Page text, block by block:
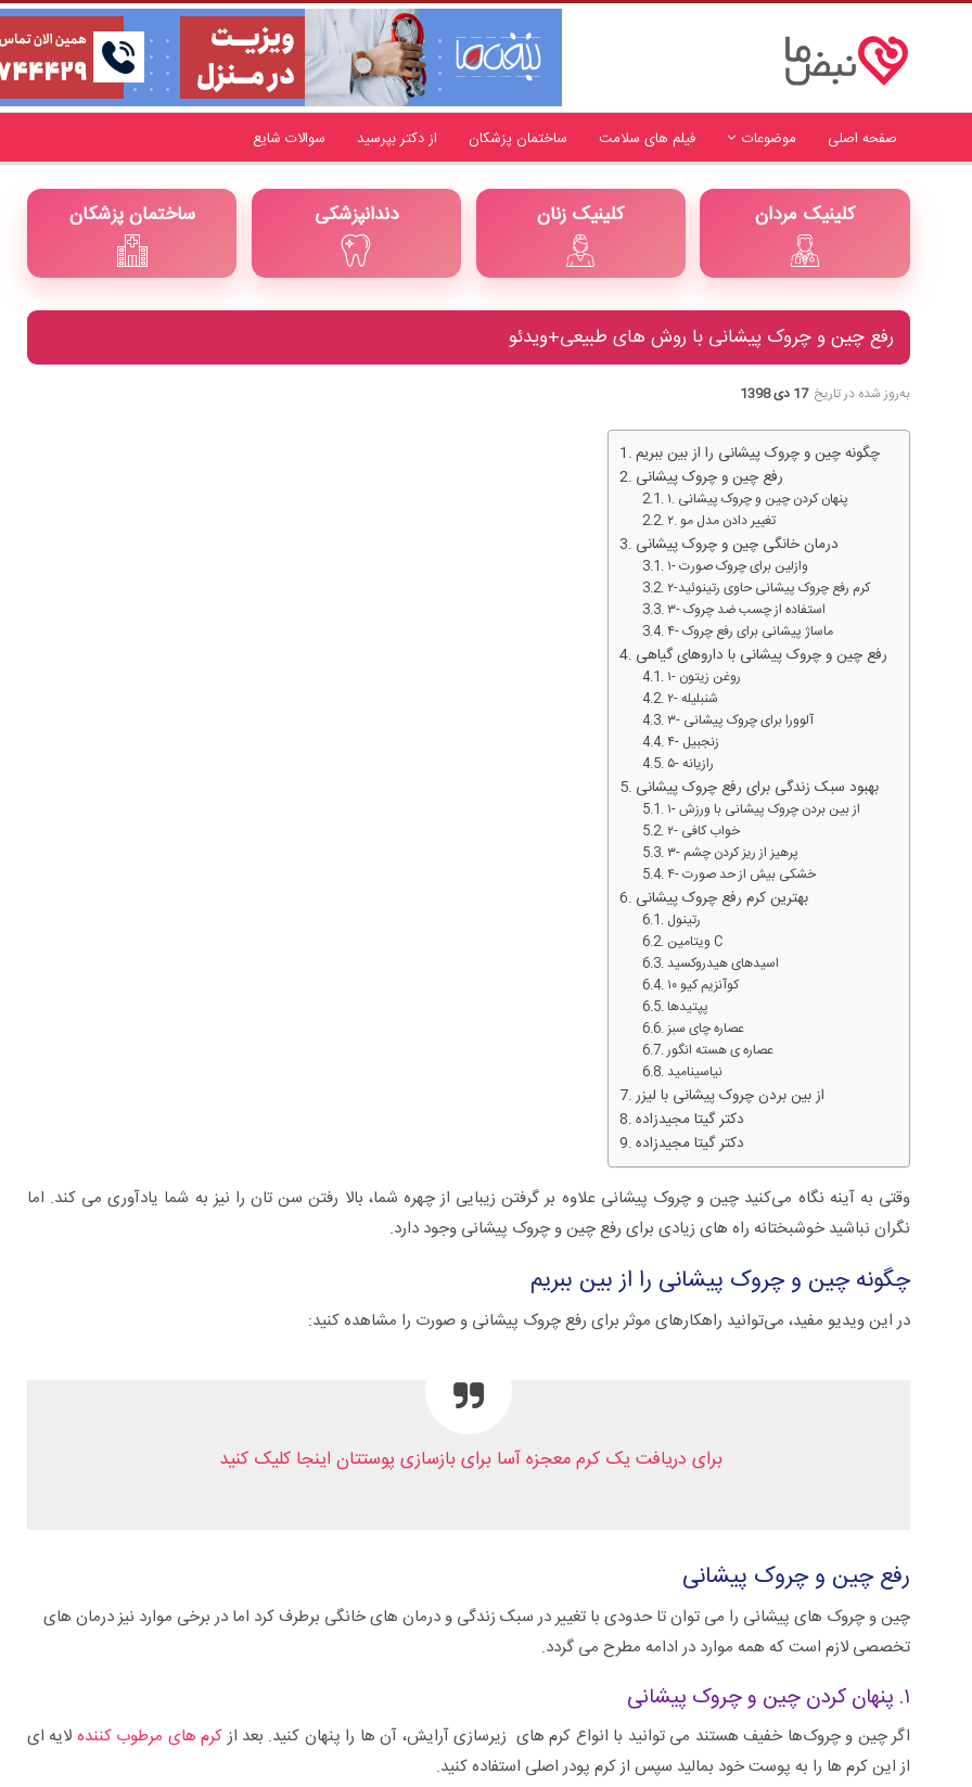
صفحه اصلی موضوعات فیلم های سلامت ساختمان پزشکان از دکتر بپرسید سوالات شایع
ساختمان پزشکان دندانپزشکی کلینیک زنان کلینیک مردان
رفع چین و چروک پیشانی با روش های طبیعی+ویدئو
به‌روز شده در تاریخ 17 دی 1398
چگونه چین و چروک پیشانی را از بین ببریم
رفع چین و چروک پیشانی
۱. پنهان کردن چین و چروک پیشانی
۲. تغییر دادن مدل مو
درمان خانگی چین و چروک پیشانی
۱- وازلین برای چروک صورت
۲-کرم رفع چروک پیشانی حاوی رتینوئید
۳- استفاده از چسب ضد چروک
۴- ماساژ پیشانی برای رفع چروک
رفع چین و چروک پیشانی با داروهای گیاهی
۱- روغن زیتون
۲- شنبلیله
۳- آلوورا برای چروک پیشانی
۴- زنجبیل
۵- رازیانه
بهبود سبک زندگی برای رفع چروک پیشانی
۱- از بین بردن چروک پیشانی با ورزش
۲- خواب کافی
۳- پرهیز از ریز کردن چشم
۴- خشکی بیش از حد صورت
بهترین کرم رفع چروک پیشانی
رتینول
ویتامین C
اسیدهای هیدروکسید
کوآنزیم کیو ۱۰
پپتیدها
عصاره چای سبز
عصاره ی هسته انگور
نیاسینامید
از بین بردن چروک پیشانی با لیزر
دکتر گیتا مجیدزاده
دکتر گیتا مجیدزاده
وقتی به آینه نگاه می‌کنید چین و چروک پیشانی علاوه بر گرفتن زیبایی از چهره شما، بالا رفتن سن تان را نیز به شما یادآوری می کند. اما
نگران نباشید خوشبختانه راه های زیادی برای رفع چین و چروک پیشانی وجود دارد.
چگونه چین و چروک پیشانی را از بین ببریم
در این ویدیو مفید، می‌توانید راهکارهای موثر برای رفع چروک پیشانی و صورت را مشاهده کنید:
برای دریافت یک کرم معجزه آسا برای بازسازی پوستتان اینجا کلیک کنید
رفع چین و چروک پیشانی
چین و چروک های پیشانی را می توان تا حدودی با تغییر در سبک زندگی و درمان های خانگی برطرف کرد اما در برخی موارد نیز درمان های
تخصصی لازم است که همه موارد در ادامه مطرح می گردد.
۱. پنهان کردن چین و چروک پیشانی
اگر چین و چروک‌ها خفیف هستند می توانید با انواع کرم های زیرسازی آرایش، آن ها را پنهان کنید. بعد ازکرم های مرطوب کننده لایه ای
از این کرم ها را به پوست خود بمالید سپس از کرم پودر اصلی استفاده کنید.
+ویدئو زگیل تناسلی از تشخیص تا درمان +ویدئو